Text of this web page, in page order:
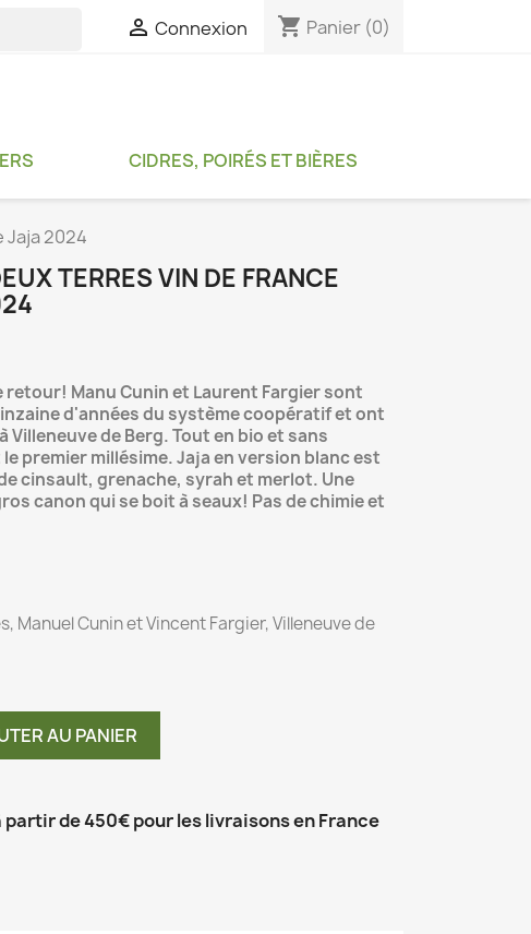
 Connexion shopping_cart Panier (0)
CIDRES, POIRÉS ET BIÈRES
Jaja 2024
TERRES VIN DE FRANCE
retour! Manu Cunin et Laurent Fargier sont
d'années du système coopératif et ont
Villeneuve de Berg. Tout en bio et sans
premier millésime. Jaja en version blanc est
cinsault, grenache, syrah et merlot. Une
canon qui se boit à seaux! Pas de chimie et
Manuel Cunin et Vincent Fargier, Villeneuve de
AU PANIER
de 450€ pour les livraisons en France